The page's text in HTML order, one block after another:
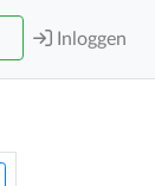
Inloggen